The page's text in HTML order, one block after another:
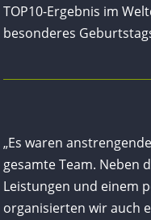
TOP10-Ergebnis im
besonderes
„Es waren
gesamte Team. Neben
Leistungen und einem
organisierten wir auch